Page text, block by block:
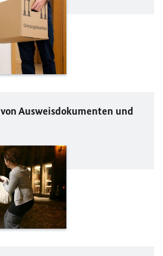
Ausweisdokumenten und